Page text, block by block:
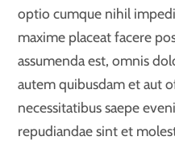
optio cumque nihil
maxime placeat facere
assumenda est, omnis
autem quibusdam et aut
necessitatibus saepe
repudiandae sint et